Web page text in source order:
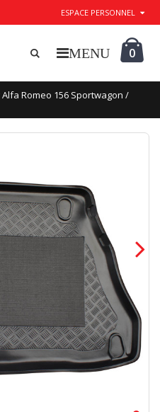
ESPACE PERSONNEL
0
Romeo 156 Sportwagon /